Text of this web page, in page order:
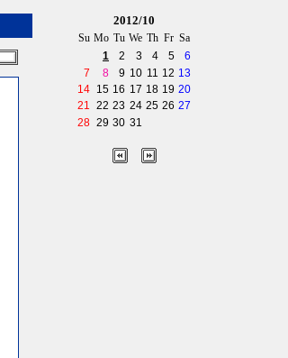
2012/10
Su Mo Tu We Th Fr Sa
1
2 3 4 5
6
7
8 9 10 11 12 13
14 15 16 17 18 19 20
21 22 23 24 25 26 27
28 29 30 31